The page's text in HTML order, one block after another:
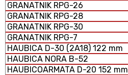
GRANATNIK RPG-26
GRANATNIK RPG-28
GRANATNIK RPG-30
GRANATNIK RPG-7
HAUBICA D-30 (2A18) 122 mm
HAUBICA NORA B-52
HAUBICOARMATA D-20 152 mm